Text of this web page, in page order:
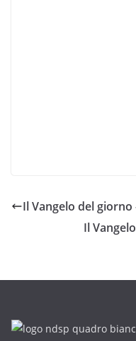
Il Vangelo del
Il